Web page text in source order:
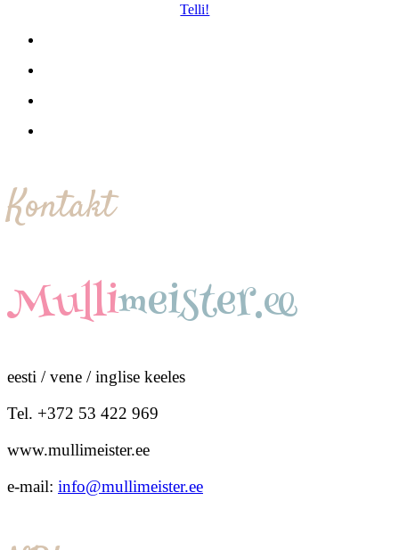
Telli!
Kontakt
Mullimeister.ee
eesti / vene / inglise keeles
Tel. +372 53 422 969
www.mullimeister.ee
e-mail: info@mullimeister.ee